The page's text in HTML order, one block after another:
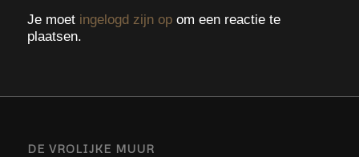
Je moet ingelogd zijn opom een reactie te
plaatsen.
DE VROLIJKE MUUR